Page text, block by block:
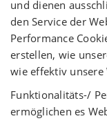
und dienen
den Service der
Performance
erstellen, wie
wie effektiv unsere
Funktionalitäts-/
ermöglichen es